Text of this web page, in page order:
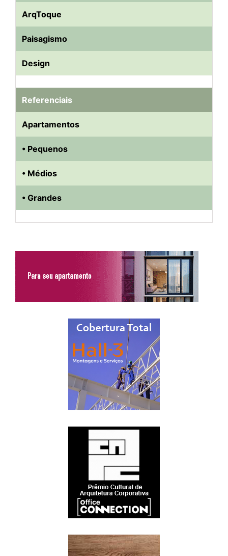
ArqToque
Paisagismo
Design
Referenciais
Apartamentos
• Pequenos
• Médios
• Grandes